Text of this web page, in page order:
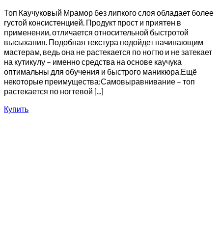
Топ Каучуковый Мрамор без липкого слоя обладает более
густой консистенцией. Продукт прост и приятен в
применении, отличается относительной быстротой
высыхания. Подобная текстура подойдет начинающим
мастерам, ведь она не растекается по ногтю и не затекает
на кутикулу – именно средства на основе каучука
оптимальны для обучения и быстрого маникюра.Ещё
некоторые преимущества:Самовыравнивание – топ
растекается по ногтевой [...]
Купить